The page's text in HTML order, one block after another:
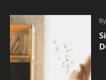
By